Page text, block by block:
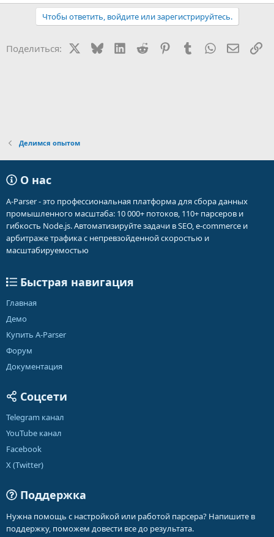
Чтобы ответить, войдите или зарегистрируйтесь.
Поделиться: BlueskyLinkedIn
Reddit PinterestTumblr WhatsApp
Делимся опытом
О нас
A-Parser - это профессиональная платформа для сбора данных
промышленного масштаба: 10 000+ потоков, 110+ парсеров и
гибкость Node.js. Автоматизируйте задачи в SEO, e-commerce и
арбитраже трафика с непревзойденной скоростью и
масштабируемостью
Быстрая навигация
Главная
Демо
Купить A-Parser
Форум
Документация
Соцсети
Telegram канал
YouTube канал
Facebook
X (Twitter)
Поддержка
Нужна помощь с настройкой или работой парсера? Напишите в
поддержку, поможем довести все до результата.